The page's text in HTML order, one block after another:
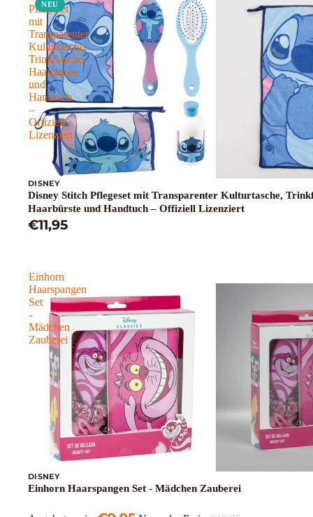
Pflegeset
mit
Transparenter
Kulturtasche,
Trinkflasche,
Haarbürste
und
Handtuch
–
Offiziell
Lizenziert
NEU
DISNEY
Disney Stitch Pflegeset mit Transparenter Kulturtasche,
Haarbürste und Handtuch – Offiziell Lizenziert
€11,95
Einhorn
Haarspangen
Set
-
Mädchen
Zauberei
Sale
DISNEY
Einhorn Haarspangen Set - Mädchen Zauberei